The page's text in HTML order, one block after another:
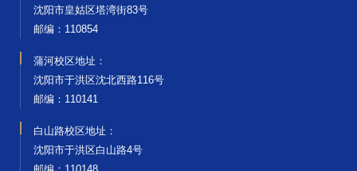
沈阳市皇姑区塔湾街83号
邮编‌：110854
蒲河校区地址：
沈阳市于洪区沈北西路116号
邮编‌：110141
白山路校区地址：
沈阳市于洪区白山路4号